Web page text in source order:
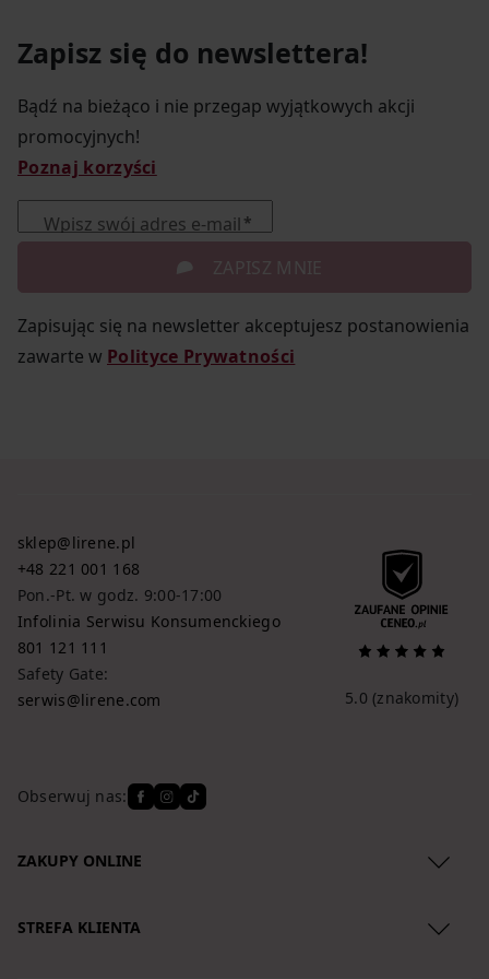
Zapisz się do newslettera!
Bądź na bieżąco i nie przegap wyjątkowych akcji
promocyjnych!
Poznaj korzyści
Wpisz swój adres e-mail
ZAPISZ MNIE
Zapisując się na newsletter akceptujesz postanowienia
zawarte w Polityce Prywatności
Obserwuj nas:
sklep@lirene.pl
+48 221 001 168
Pon.-Pt. w godz. 9:00-17:00
Infolinia Serwisu Konsumenckiego
801 121 111
Safety Gate:
serwis@lirene.com
ZAKUPY ONLINE
Polityka Prywatności
STREFA KLIENTA
5.0 (znakomity)